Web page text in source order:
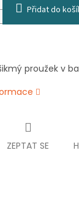
Přidat do
proužek v
ZEPTAT SE